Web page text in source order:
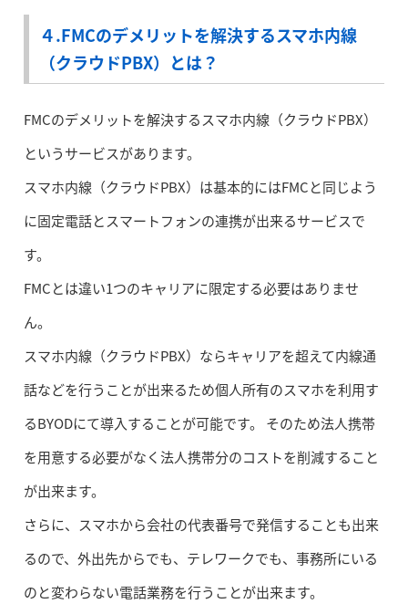
４.FMCのデメリットを解決するスマホ内線
（クラウドPBX）とは？
FMCのデメリットを解決するスマホ内線（クラウドPBX）
というサービスがあります。
スマホ内線（クラウドPBX）は基本的にはFMCと同じよう
に固定電話とスマートフォンの連携が出来るサービスで
す。
FMCとは違い1つのキャリアに限定する必要はありませ
ん。
スマホ内線（クラウドPBX）ならキャリアを超えて内線通
話などを行うことが出来るため個人所有のスマホを利用す
るBYODにて導入することが可能です。 そのため法人携帯
を用意する必要がなく法人携帯分のコストを削減すること
が出来ます。
さらに、スマホから会社の代表番号で発信することも出来
るので、外出先からでも、テレワークでも、事務所にいる
のと変わらない電話業務を行うことが出来ます。